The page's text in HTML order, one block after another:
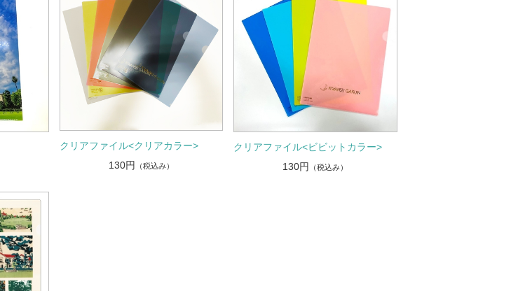
クリアファイル<クリアカラー>
130円
（税込み）
クリアファイル<ビビットカラー>
130円
（税込み）